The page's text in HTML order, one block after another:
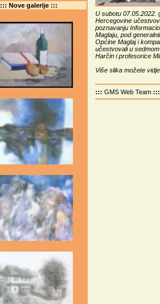
::: Nove galerije :::
U subotu 07.05.2022.
Hercegovine
poznavanju
Maglaju, pod
Općine Maglaj i
učestvovali u
Harčin i profesorice
Više slika možete
::: GMS Web Team :::